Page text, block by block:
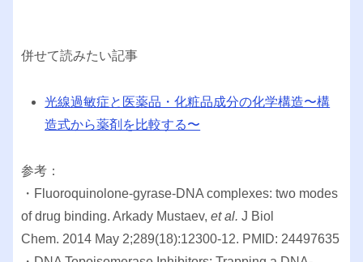
併せて読みたい記事
光線過敏症と医薬品・化粧品成分の化学構造〜構
造式から薬剤を比較する〜
参考：
・Fluoroquinolone-gyrase-DNA complexes: two modes
of drug binding. Arkady Mustaev, et al. J Biol
Chem. 2014 May 2;289(18):12300-12. PMID: 24497635